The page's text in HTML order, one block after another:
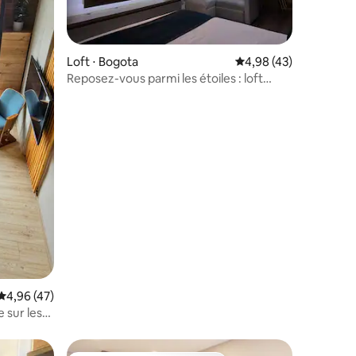
: 4,93 sur 5
moyenne sur la base de 47 commentaires : 4,96 sur 5
4,96 (47)
sur les
Loft ⋅ Bogota Évaluation moyenne
4,98 (43)
Reposez-vous parmi les étoiles : loft